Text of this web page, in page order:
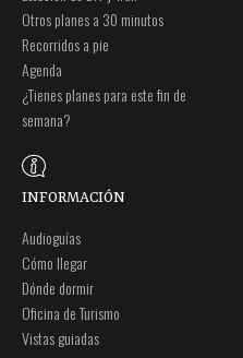
Otros planes a 30 minutos
Recorridos a pie
Agenda
¿Tienes planes para este fin de
semana?
INFORMACIÓN
Audioguías
Cómo llegar
Dónde dormir
Oficina de Turismo
Vistas guiadas